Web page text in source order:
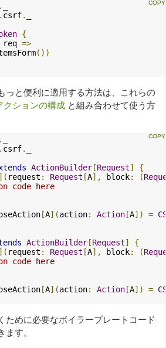
.
. csrf.
{
req =>
())
っと便利に適用する方法は、これらの
クションの構成 と組み合わせて使う方
.
. csrf.
ActionBuilder[Request]
{
]( request : Request [A], block: (
code here
[A](action: Action[A]) =
ActionBuilder[Request]
{
]( request : Request [A], block: (
code here
[A](action: Action[A]) =
ために必要なボイラープレートコード
す。